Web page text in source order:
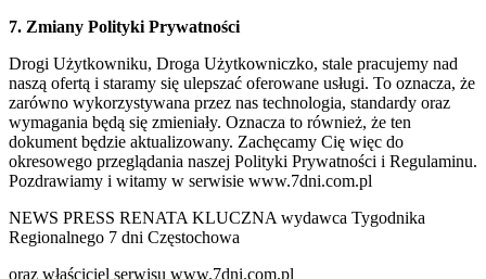
7. Zmiany Polityki Prywatności
Drogi Użytkowniku, Droga Użytkowniczko, stale pracujemy nad
naszą ofertą i staramy się ulepszać oferowane usługi. To oznacza, że
zarówno wykorzystywana przez nas technologia, standardy oraz
wymagania będą się zmieniały. Oznacza to również, że ten
dokument będzie aktualizowany. Zachęcamy Cię więc do
okresowego przeglądania naszej Polityki Prywatności i Regulaminu.
Pozdrawiamy i witamy w serwisie www.7dni.com.pl
NEWS PRESS RENATA KLUCZNA wydawca Tygodnika
Regionalnego 7 dni Częstochowa
oraz właściciel serwisu www.7dni.com.pl